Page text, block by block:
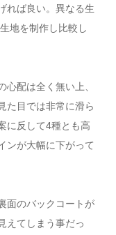
れば良い。異なる生
地を制作し比較し
配は全く無い上、
た目では非常に滑ら
に反して4種とも高
ンが大幅に下がって
面のバックコートが
えてしまう事だっ